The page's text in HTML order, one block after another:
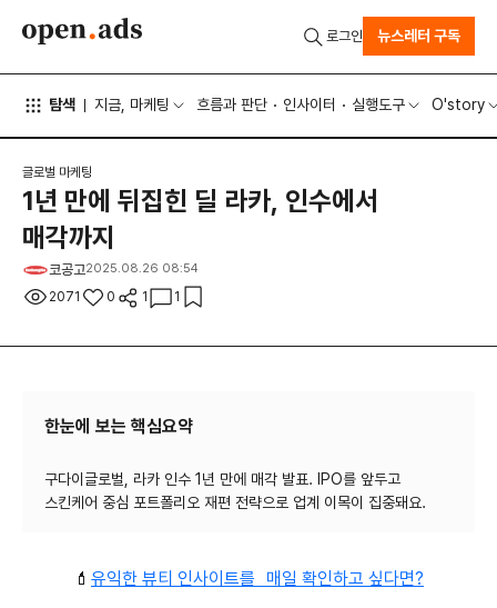
탐색 지금, 마케팅 흐름과 판단 인사이터 실행도구 O'story
로그인 뉴스레터 구독
글로벌 마케팅
1년 만에 뒤집힌 딜 라카, 인수에서
매각까지
코공고2025.08.26 08:54
2071 0 1 1
한눈에 보는 핵심요약
구다이글로벌, 라카 인수 1년 만에 매각 발표. IPO를 앞두고
💄 유익한 뷰티 인사이트를 매일 확인하고 싶다면?